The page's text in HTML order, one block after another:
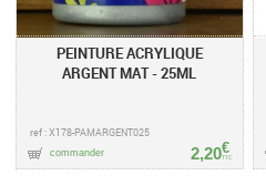
PEINTURE ACRYLIQUE
ARGENT MAT - 25ML
ref : X178-PAMARGENT025
2,20€
TTC
commander